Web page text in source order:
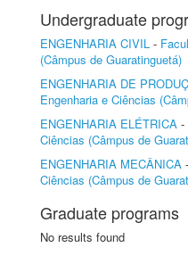
Undergraduate
ENGENHARIA CIVIL -
(Câmpus de Guaratinguetá)
ENGENHARIA DE
Engenharia e Ciências
ENGENHARIA ELÉTRICA -
Ciências (Câmpus de
ENGENHARIA MECÂNICA -
Ciências (Câmpus de
Graduate programs
No results found